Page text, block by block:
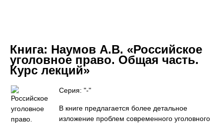
Книга: Наумов А.В. «Российское
уголовное право. Общая часть.
Курс лекций»
Серия: "-"
В книге предлагается более детальное
изложение проблем современного уголовного